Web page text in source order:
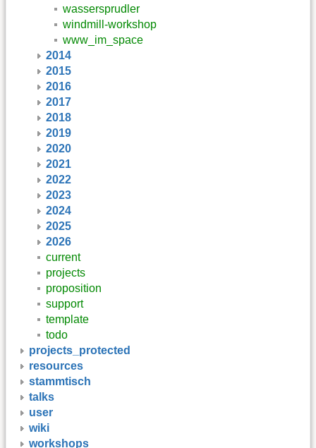
wassersprudler
windmill-workshop
www_im_space
2014
2015
2016
2017
2018
2019
2020
2021
2022
2023
2024
2025
2026
current
projects
proposition
support
template
todo
projects_protected
resources
stammtisch
talks
user
wiki
workshops